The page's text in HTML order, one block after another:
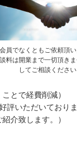
会員でなくともご依頼頂
談料は開業まで一切頂き
してご相談ください
とで経費削減）
いただいておりま
介致します。）